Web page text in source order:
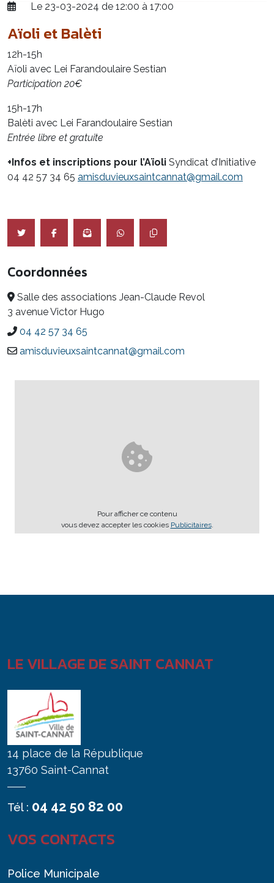
Le 23-03-2024 de 12:00 à 17:00
Aïoli et Balèti
12h-15h
Aïoli avec Lei Farandoulaire Sestian
Participation 20€
15h-17h
Balèti avec Lei Farandoulaire Sestian
Entrée libre et gratuite
+Infos et inscriptions pour l’Aïoli Syndicat d’Initiative
04 42 57 34 65 amisduvieuxsaintcannat@gmail.com
Coordonnées
Salle des associations Jean-Claude Revol
3 avenue Victor Hugo
04 42 57 34 65
amisduvieuxsaintcannat@gmail.com
Pour afficher ce contenu
vous devez accepter les cookies Publicitaires.
LE VILLAGE DE SAINT CANNAT
14 place de la République
13760 Saint-Cannat
Tél : 04 42 50 82 00
VOS CONTACTS
Police Municipale